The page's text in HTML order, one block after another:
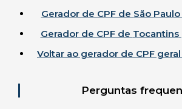
Gerador de CPF de São Paulo
Gerador de CPF de Tocantins
Voltar ao gerador de CPF
Perguntas